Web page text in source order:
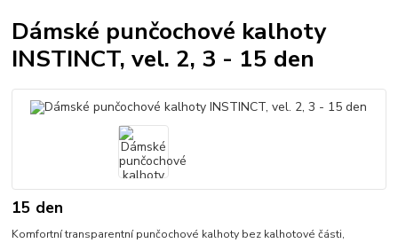
Dámské punčochové kalhoty
INSTINCT, vel. 2, 3 - 15 den
15 den
Komfortní transparentní punčochové kalhoty bez kalhotové části,